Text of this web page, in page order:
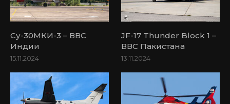
Су-30МКИ-3 – ВВС
Индии
15.11.2024
JF-17 Thunder Block 1 –
ВВС Пакистана
13.11.2024